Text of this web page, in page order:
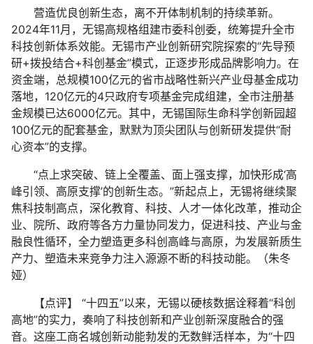
营造优良创新生态，离不开体制机制的持续革新。
2024年11月，无锡高规格组建市委科创委，统筹提升全市
科技创新体系效能。无锡市产业创新研究院探索的“先导预
研+拨投结合+科创基金”模式，正逐步形成品牌影响力。在
资金端，总规模100亿元的省市战略性新兴产业母基金成功
落地，120亿元的4只政府专项基金完成组建，全市注册基
金规模已达6000亿元。其中，无锡国际生命科学创新园超
100亿元的配套基金，默默为顶尖团队与创新研发提供“耐
心资本”的支撑。
“点上求突破、链上全覆盖、面上强支撑，加快形成‘高
峰引领、高原支撑’的创新生态。”新起点上，无锡将继续聚
焦科技制高点，深化教育、科技、人才一体化改革，推动企
业、院所、政府等各方力量协同发力，促进科技、产业与金
融良性循环，全力塑造更多科创高峰与高原，为发展新质生
产力、塑造未来竞争力注入源源不断的科技动能。（朱冬
娅）
【点评】 “十四五”以来，无锡以硬核数据诠释着“科创
高地”的实力，奏响了科技创新和产业创新深度融合的强
音。这座工商名城创新动能勃发的无数鲜活样本，为“十四